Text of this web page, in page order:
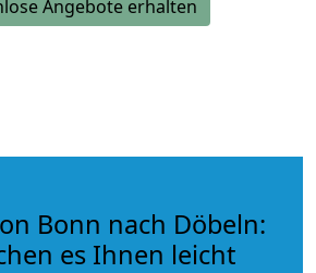
Angebote erhalten
Bonn nach Döbeln:
es Ihnen leicht